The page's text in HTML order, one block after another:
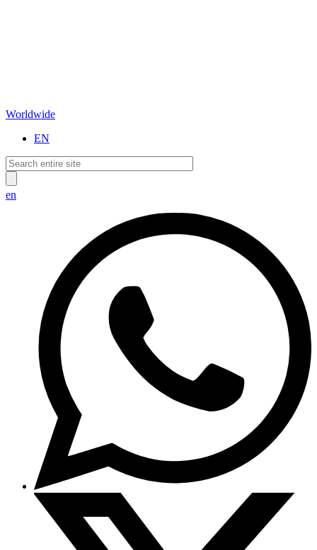
Worldwide
EN
en